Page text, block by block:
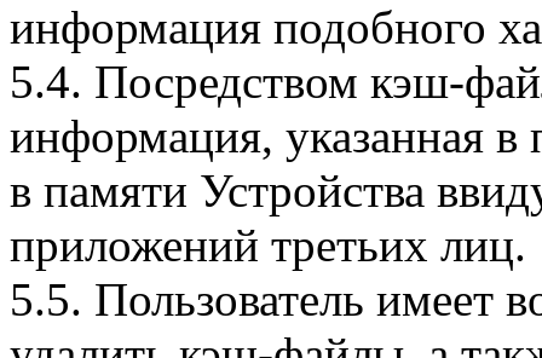
информация подобного
5.4. Посредством кэш-
информация, указанная в
в памяти Устройства
приложений третьих лиц.
5.5. Пользователь имеет